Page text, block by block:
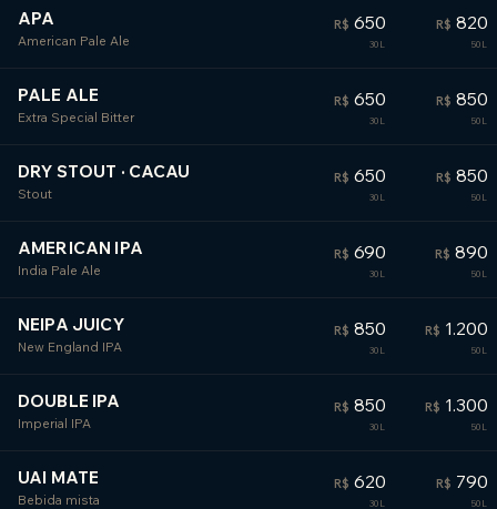
APA
American Pale Ale
R$ 650 R$ 820
PALE ALE
Extra Special Bitter
R$ 650 R$ 850
DRY STOUT · CACAU
Stout
R$ 650 R$ 850
AMERICAN IPA
India Pale Ale
R$ 690 R$ 890
NEIPA JUICY
New England IPA
R$ 850 R$ 1.200
DOUBLE IPA
Imperial IPA
R$ 850 R$ 1.300
UAI MATE
Bebida mista
R$ 620 R$ 790